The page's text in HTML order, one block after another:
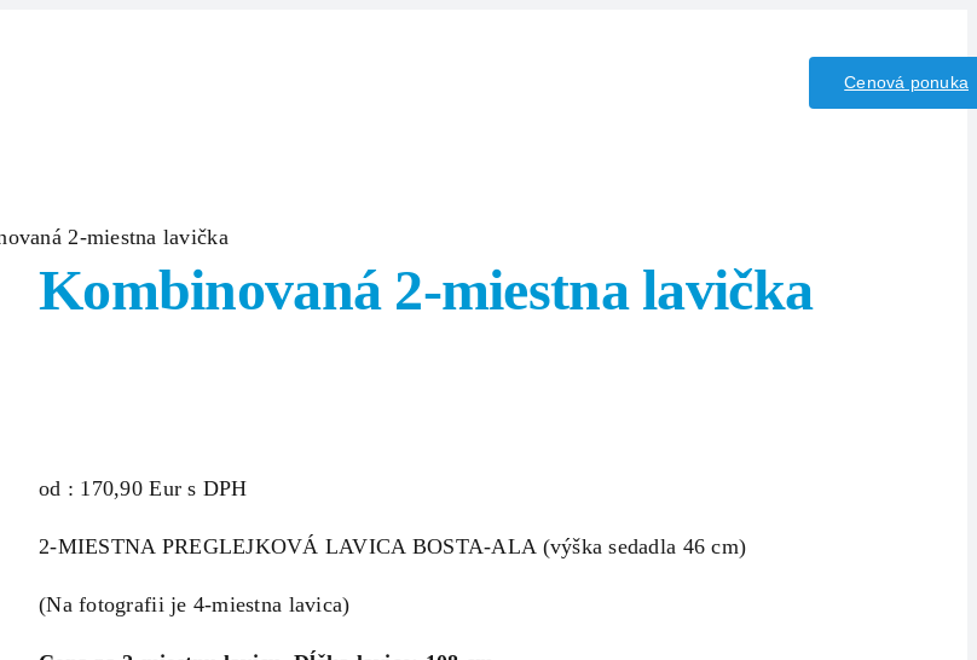
Cenová ponuka
2-miestna lavička
Kombinovaná 2-miestna lavička
od : 170,90 Eur s DPH
2-MIESTNA PREGLEJKOVÁ LAVICA BOSTA-ALA (výška sedadla 46 cm)
(Na fotografii je 4-miestna lavica)